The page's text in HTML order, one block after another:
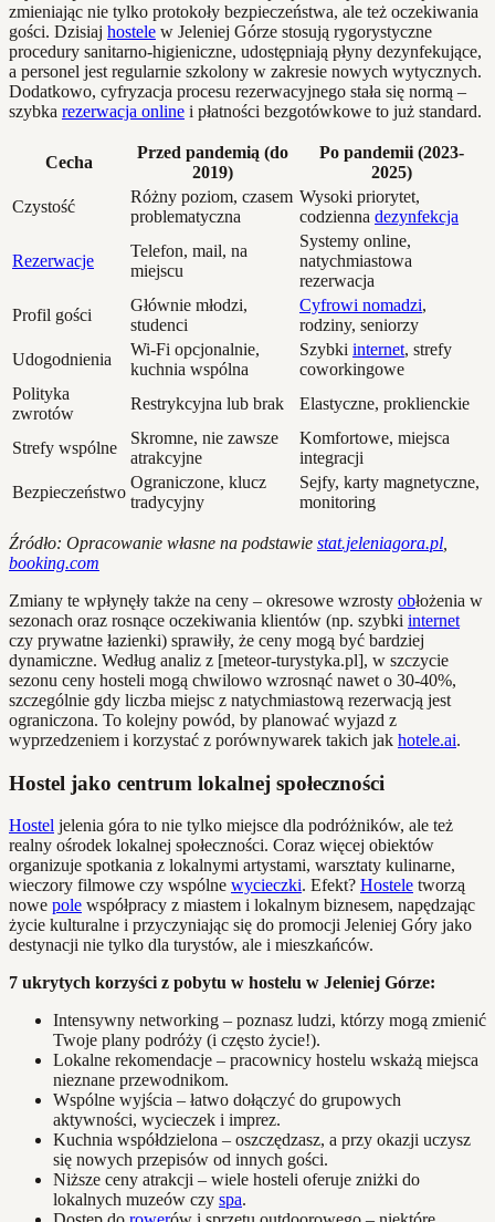
zmieniając nie tylko protokoły bezpieczeństwa, ale też oczekiwania
gości. Dzisiaj hostele w Jeleniej Górze stosują rygorystyczne
procedury sanitarno-higieniczne, udostępniają płyny dezynfekujące,
a personel jest regularnie szkolony w zakresie nowych wytycznych.
Dodatkowo, cyfryzacja procesu rezerwacyjnego stała się normą –
szybka rezerwacja online i płatności bezgotówkowe to już standard.
Cecha
Przed pandemią (do
2019)
Po pandemii (2023-
2025)
Czystość
Różny poziom, czasem
problematyczna
Wysoki priorytet,
codzienna dezynfekcja
Rezerwacje
Telefon, mail, na
miejscu
Systemy online,
natychmiastowa
rezerwacja
Profil gości
Głównie młodzi,
studenci
Cyfrowi nomadzi,
rodziny, seniorzy
Udogodnienia
Wi-Fi opcjonalnie,
kuchnia wspólna
Szybki internet, strefy
coworkingowe
Polityka
zwrotów
Restrykcyjna lub brak Elastyczne, proklienckie
Strefy wspólne
Skromne, nie zawsze
atrakcyjne
Komfortowe, miejsca
integracji
Bezpieczeństwo
Ograniczone, klucz
tradycyjny
Sejfy, karty magnetyczne,
monitoring
Źródło: Opracowanie własne na podstawie stat.jeleniagora.pl
booking.com
Zmiany te wpłynęły także na ceny – okresowe wzrosty obłożenia w
sezonach oraz rosnące oczekiwania klientów (np. szybki internet
czy prywatne łazienki) sprawiły, że ceny mogą być bardziej
dynamiczne. Według analiz z [meteor-turystyka.pl], w szczycie
sezonu ceny hosteli mogą chwilowo wzrosnąć nawet o 30-40%,
szczególnie gdy liczba miejsc z natychmiastową rezerwacją jest
ograniczona. To kolejny powód, by planować wyjazd z
wyprzedzeniem i korzystać z porównywarek takich jak hotele.ai.
Hostel jako centrum lokalnej społeczności
Hostel jelenia góra to nie tylko miejsce dla podróżników, ale też
realny ośrodek lokalnej społeczności. Coraz więcej obiektów
organizuje spotkania z lokalnymi artystami, warsztaty kulinarne,
wieczory filmowe czy wspólne wycieczki. Efekt? Hostele tworzą
nowe pole współpracy z miastem i lokalnym biznesem, napędzając
życie kulturalne i przyczyniając się do promocji Jeleniej Góry jako
destynacji nie tylko dla turystów, ale i mieszkańców.
7 ukrytych korzyści z pobytu w hostelu w Jeleniej Górze:
Intensywny networking – poznasz ludzi, którzy mogą zmienić
Twoje plany podróży (i często życie!).
Lokalne rekomendacje – pracownicy hostelu wskażą miejsca
nieznane przewodnikom.
Wspólne wyjścia – łatwo dołączyć do grupowych
aktywności, wycieczek i imprez.
Kuchnia współdzielona – oszczędzasz, a przy okazji uczysz
się nowych przepisów od innych gości.
Niższe ceny atrakcji – wiele hosteli oferuje zniżki do
lokalnych muzeów czy spa.